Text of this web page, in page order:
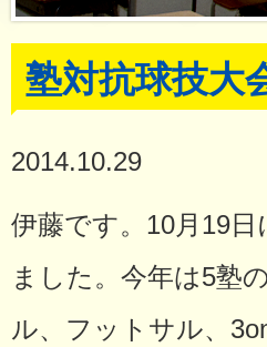
塾対抗球技大
2014.10.29
伊藤です。10月19
ました。今年は5塾
ル、フットサル、